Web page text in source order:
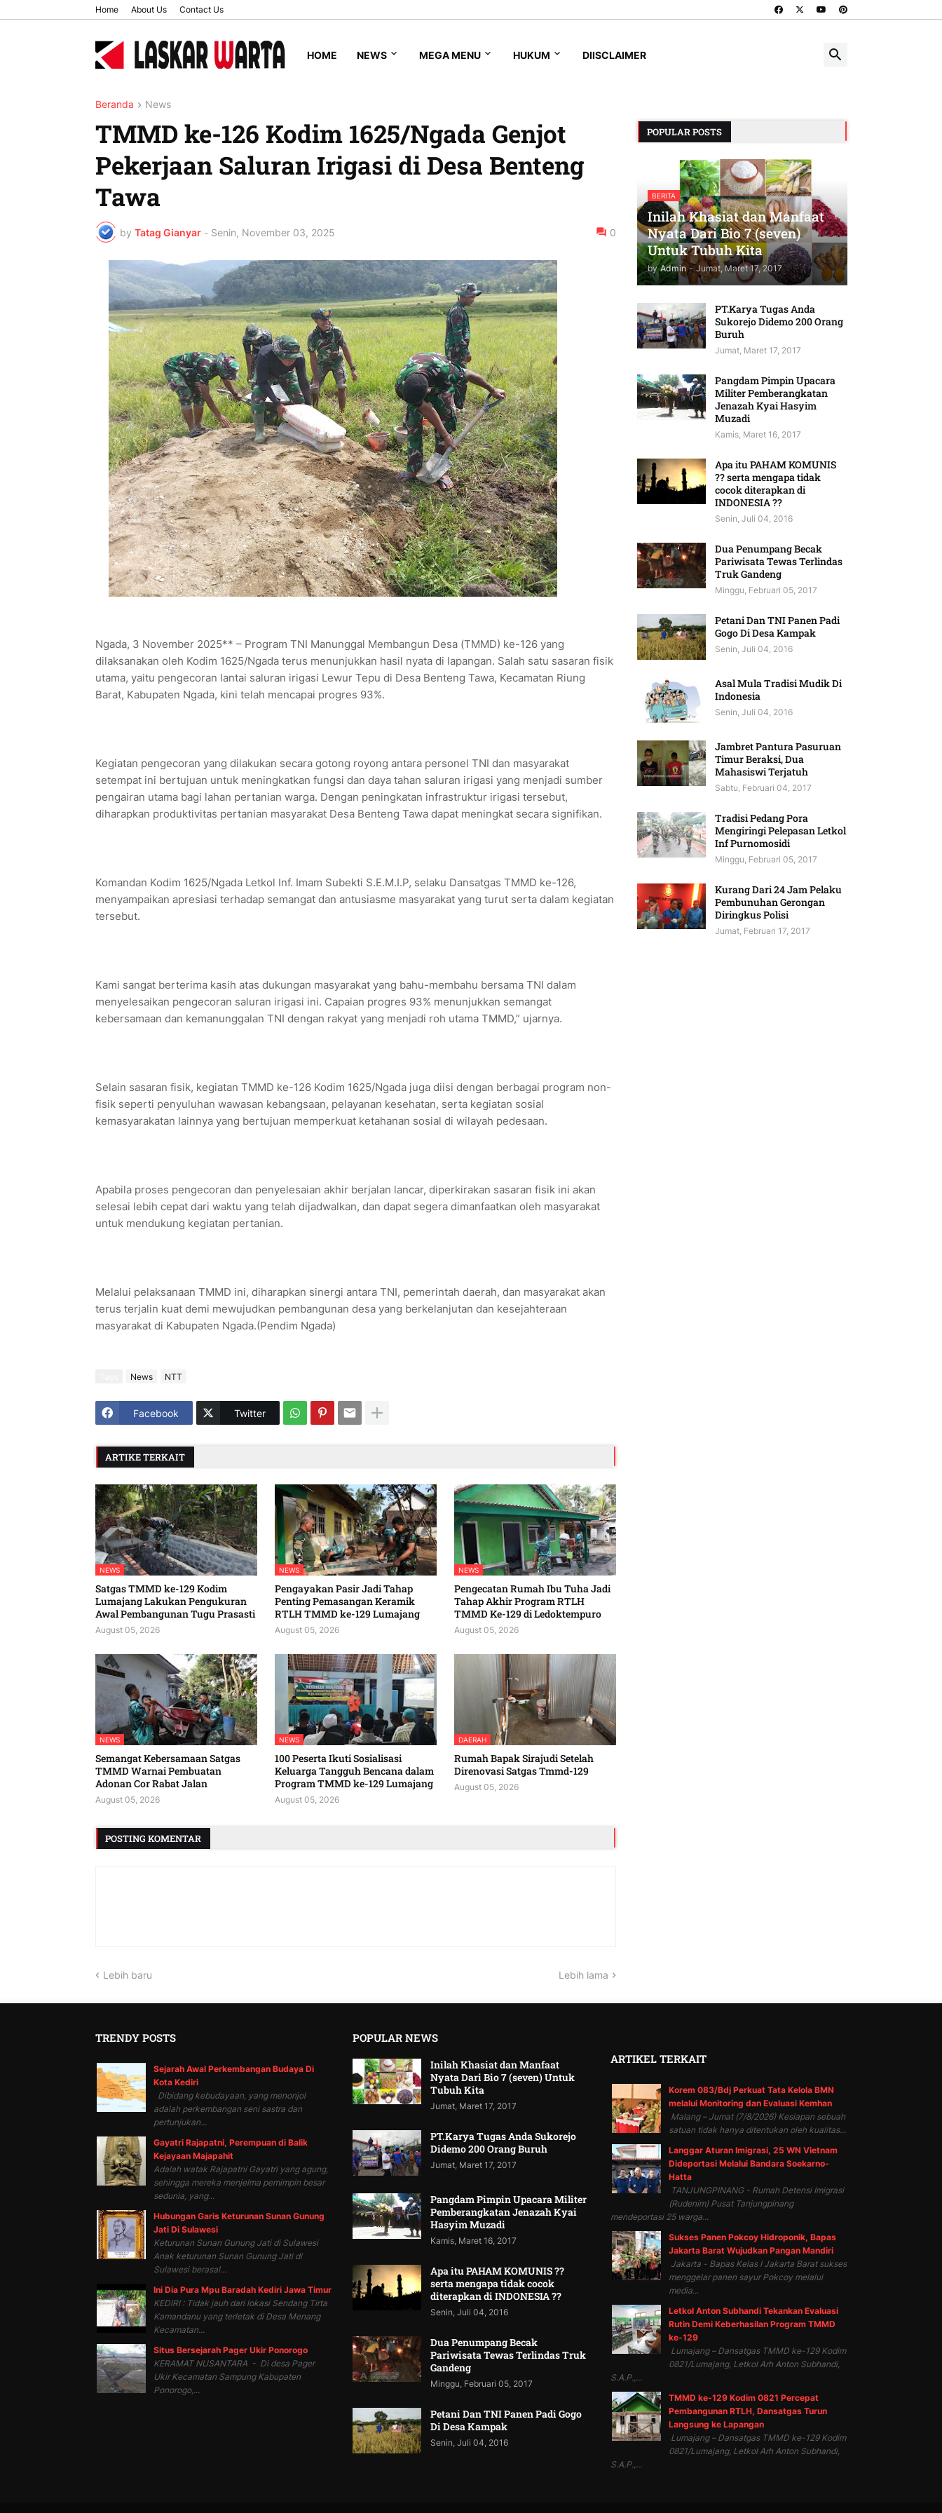
Home About Us Contact Us
HOME NEWS MEGA MENU HUKUM DIISCLAIMER
Beranda News
TMMD ke-126 Kodim 1625/Ngada Genjot
Pekerjaan Saluran Irigasi di Desa Benteng
Tawa
by Tatag Gianyar - Senin, November 03, 2025 0
Ngada, 3 November 2025** – Program TNI Manunggal Membangun Desa (TMMD) ke-126 yang
dilaksanakan oleh Kodim 1625/Ngada terus menunjukkan hasil nyata di lapangan. Salah satu sasaran fisik
utama, yaitu pengecoran lantai saluran irigasi Lewur Tepu di Desa Benteng Tawa, Kecamatan Riung
Barat, Kabupaten Ngada, kini telah mencapai progres 93%.
Kegiatan pengecoran yang dilakukan secara gotong royong antara personel TNI dan masyarakat
setempat ini bertujuan untuk meningkatkan fungsi dan daya tahan saluran irigasi yang menjadi sumber
pengairan utama bagi lahan pertanian warga. Dengan peningkatan infrastruktur irigasi tersebut,
diharapkan produktivitas pertanian masyarakat Desa Benteng Tawa dapat meningkat secara signifikan.
Komandan Kodim 1625/Ngada Letkol Inf. Imam Subekti S.E.M.I.P, selaku Dansatgas TMMD ke-126,
menyampaikan apresiasi terhadap semangat dan antusiasme masyarakat yang turut serta dalam kegiatan
tersebut.
Kami sangat berterima kasih atas dukungan masyarakat yang bahu-membahu bersama TNI dalam
menyelesaikan pengecoran saluran irigasi ini. Capaian progres 93% menunjukkan semangat
kebersamaan dan kemanunggalan TNI dengan rakyat yang menjadi roh utama TMMD,” ujarnya.
Selain sasaran fisik, kegiatan TMMD ke-126 Kodim 1625/Ngada juga diisi dengan berbagai program non-
fisik seperti penyuluhan wawasan kebangsaan, pelayanan kesehatan, serta kegiatan sosial
kemasyarakatan lainnya yang bertujuan memperkuat ketahanan sosial di wilayah pedesaan.
Apabila proses pengecoran dan penyelesaian akhir berjalan lancar, diperkirakan sasaran fisik ini akan
selesai lebih cepat dari waktu yang telah dijadwalkan, dan dapat segera dimanfaatkan oleh masyarakat
untuk mendukung kegiatan pertanian.
Melalui pelaksanaan TMMD ini, diharapkan sinergi antara TNI, pemerintah daerah, dan masyarakat akan
terus terjalin kuat demi mewujudkan pembangunan desa yang berkelanjutan dan kesejahteraan
masyarakat di Kabupaten Ngada.(Pendim Ngada)
News NTT
Facebook Twitter
ARTIKE TERKAIT
NEWS
Satgas TMMD ke-129 Kodim
Lumajang Lakukan Pengukuran
Awal Pembangunan Tugu Prasasti
August 05, 2026
NEWS
Pengayakan Pasir Jadi Tahap
Penting Pemasangan Keramik
RTLH TMMD ke-129 Lumajang
August 05, 2026
NEWS
Pengecatan Rumah Ibu Tuha Jadi
Tahap Akhir Program RTLH
TMMD Ke-129 di Ledoktempuro
August 05, 2026
NEWS
Semangat Kebersamaan Satgas
TMMD Warnai Pembuatan
Adonan Cor Rabat Jalan
August 05, 2026
NEWS
100 Peserta Ikuti Sosialisasi
Keluarga Tangguh Bencana dalam
Program TMMD ke-129 Lumajang
August 05, 2026
DAERAH
Rumah Bapak Sirajudi Setelah
Direnovasi Satgas Tmmd-129
August 05, 2026
POSTING KOMENTAR
Lebih baru Lebih lama
POPULAR POSTS
BERITA
Inilah Khasiat dan Manfaat
Nyata Dari Bio 7 (seven)
Untuk Tubuh Kita
by Admin - Jumat, Maret 17, 2017
PT.Karya Tugas Anda
Sukorejo Didemo 200 Orang
Buruh
Jumat, Maret 17, 2017
Pangdam Pimpin Upacara
Militer Pemberangkatan
Jenazah Kyai Hasyim
Muzadi
Kamis, Maret 16, 2017
Apa itu PAHAM KOMUNIS
?? serta mengapa tidak
cocok diterapkan di
INDONESIA ??
Senin, Juli 04, 2016
Dua Penumpang Becak
Pariwisata Tewas Terlindas
Truk Gandeng
Minggu, Februari 05, 2017
Petani Dan TNI Panen Padi
Gogo Di Desa Kampak
Senin, Juli 04, 2016
Asal Mula Tradisi Mudik Di
Indonesia
Senin, Juli 04, 2016
Jambret Pantura Pasuruan
Timur Beraksi, Dua
Mahasiswi Terjatuh
Sabtu, Februari 04, 2017
Tradisi Pedang Pora
Mengiringi Pelepasan Letkol
Inf Purnomosidi
Minggu, Februari 05, 2017
Kurang Dari 24 Jam Pelaku
Pembunuhan Gerongan
Diringkus Polisi
Jumat, Februari 17, 2017
TRENDY POSTS
Sejarah Awal Perkembangan Budaya Di
Kota Kediri
Dibidang kebudayaan, yang menonjol
adalah perkembangan seni sastra dan
pertunjukan...
Gayatri Rajapatni, Perempuan di Balik
Kejayaan Majapahit
Adalah watak Rajapatni Gayatri yang agung,
sehingga mereka menjelma pemimpin besar
sedunia, yang...
Hubungan Garis Keturunan Sunan Gunung
Jati Di Sulawesi
Keturunan Sunan Gunung Jati di Sulawesi
Anak keturunan Sunan Gunung Jati di
Sulawesi berasal...
Ini Dia Pura Mpu Baradah Kediri Jawa Timur
KEDIRI : Tidak jauh dari lokasi Sendang Tirta
Kamandanu yang terletak di Desa Menang
Kecamatan...
Situs Bersejarah Pager Ukir Ponorogo
KERAMAT NUSANTARA - Di desa Pager
Ukir Kecamatan Sampung Kabupaten
Ponorogo,...
POPULAR NEWS
Inilah Khasiat dan Manfaat
Nyata Dari Bio 7 (seven) Untuk
Tubuh Kita
Jumat, Maret 17, 2017
PT.Karya Tugas Anda Sukorejo
Didemo 200 Orang Buruh
Jumat, Maret 17, 2017
Pangdam Pimpin Upacara Militer
Pemberangkatan Jenazah Kyai
Hasyim Muzadi
Kamis, Maret 16, 2017
Apa itu PAHAM KOMUNIS ??
serta mengapa tidak cocok
diterapkan di INDONESIA ??
Senin, Juli 04, 2016
Dua Penumpang Becak
Pariwisata Tewas Terlindas Truk
Gandeng
Minggu, Februari 05, 2017
Petani Dan TNI Panen Padi Gogo
Di Desa Kampak
Senin, Juli 04, 2016
ARTIKEL TERKAIT
Korem 083/Bdj Perkuat Tata Kelola BMN
melalui Monitoring dan Evaluasi Kemhan
Malang – Jumat (7/8/2026) Kesiapan sebuah
satuan tidak hanya ditentukan oleh kualitas...
Langgar Aturan Imigrasi, 25 WN Vietnam
Dideportasi Melalui Bandara Soekarno-
Hatta
TANJUNGPINANG - Rumah Detensi Imigrasi
(Rudenim) Pusat Tanjungpinang
mendeportasi 25 warga...
Sukses Panen Pokcoy Hidroponik, Bapas
Jakarta Barat Wujudkan Pangan Mandiri
Jakarta - Bapas Kelas I Jakarta Barat sukses
menggelar panen sayur Pokcoy melalui
media...
Letkol Anton Subhandi Tekankan Evaluasi
Rutin Demi Keberhasilan Program TMMD
ke-129
Lumajang – Dansatgas TMMD ke-129 Kodim
0821/Lumajang, Letkol Arh Anton Subhandi,
S.A.P.,...
TMMD ke-129 Kodim 0821 Percepat
Pembangunan RTLH, Dansatgas Turun
Langsung ke Lapangan
Lumajang – Dansatgas TMMD ke-129 Kodim
0821/Lumajang, Letkol Arh Anton Subhandi,
S.A.P.,...